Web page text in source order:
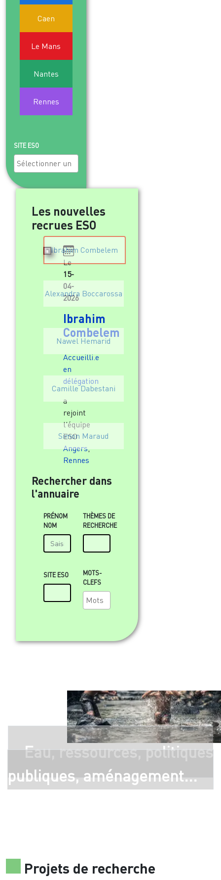
16171819202122
Caen
Le Mans
Nantes
Rennes
SITE ESO
Les nouvelles
recrues ESO
Ibrahim Combelem
Alexandra Boccarossa
Nawel Hemarid
Camille Dabestani
Simon Maraud
Le
15-
04-
2026
Ibrahim
Combelem
Accueilli.e
en
délégation
a
rejoint
l'équipe
ESO
Angers,
Rennes
Rechercher dans
l'annuaire
PRÉNOM
NOM
THÈMES DE
RECHERCHE
SITE ESO
MOTS-
CLEFS
Eau, ressources, politiques
publiques, aménagement...
Projets de recherche